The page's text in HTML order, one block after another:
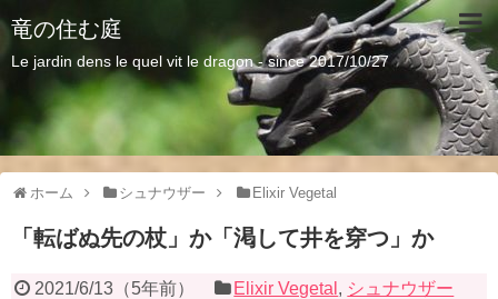
竜の住む庭
Le jardin dens le quel vit le dragon - since 2017/10/27
ホーム シュナウザー Elixir Vegetal
「転ばぬ先の杖」か「渇して井を穿つ」か
2021/6/13（5年前） Elixir Vegetal , シュナウザー